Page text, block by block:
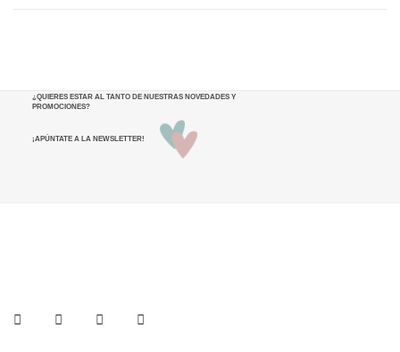
¿QUIERES ESTAR AL TANTO DE NUESTRAS NOVEDADES Y
PROMOCIONES?
¡APÚNTATE A LA NEWSLETTER!